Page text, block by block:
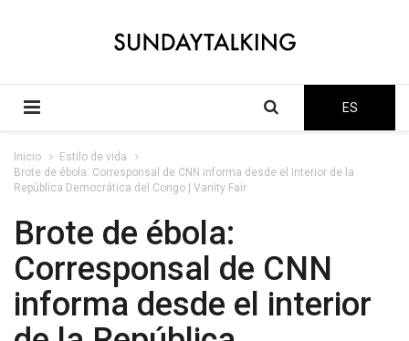
ES
Inicio
Estilo de vida
Brote de ébola: Corresponsal de CNN informa desde el interior de la
República Democrática del Congo | Vanity Fair
Brote de ébola:
Corresponsal de CNN
informa desde el interior